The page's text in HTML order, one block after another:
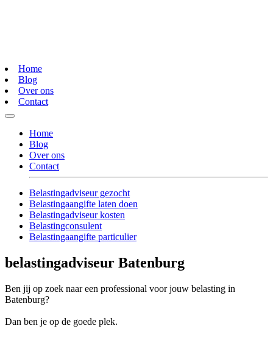
Home
Blog
Over ons
Contact
Home
Blog
Over ons
Contact
Belastingadviseur gezocht
Belastingaangifte laten doen
Belastingadviseur kosten
Belastingconsulent
Belastingaangifte particulier
belastingadviseur Batenburg
Ben jij op zoek naar een professional voor jouw belasting in
Batenburg?
Dan ben je op de goede plek.